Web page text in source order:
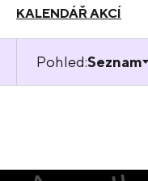
KALENDÁŘ AKCÍ
Pohled:Seznam